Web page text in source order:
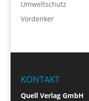
Umweltschutz
Vordenker
KONTAKT
Quell Verlag GmbH